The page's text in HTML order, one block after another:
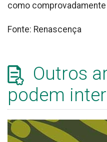
como
Fonte: Renascença
Outros
podem